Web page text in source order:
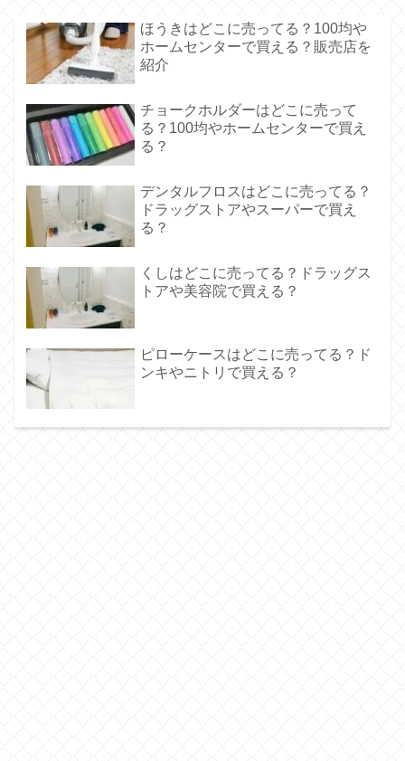
ほうきはどこに売ってる？100均や
ホームセンターで買える？販売店を
紹介
チョークホルダーはどこに売って
る？100均やホームセンターで買え
る？
デンタルフロスはどこに売ってる？
ドラッグストアやスーパーで買え
る？
くしはどこに売ってる？ドラッグス
トアや美容院で買える？
ピローケースはどこに売ってる？ド
ンキやニトリで買える？